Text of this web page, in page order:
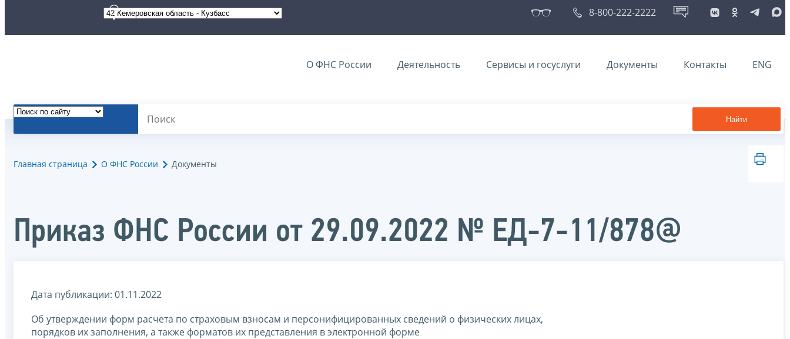
8-800-222-2222
О ФНС России Деятельность Сервисы и госуслуги Документы Контакты ENG
Найти
Главная страница О ФНС России Документы
Приказ ФНС России от 29.09.2022 № ЕД-7-11/878@
Дата публикации: 01.11.2022
Об утверждении форм расчета по страховым взносам и персонифицированных сведений о физических лицах,
порядков их заполнения, а также форматов их представления в электронной форме